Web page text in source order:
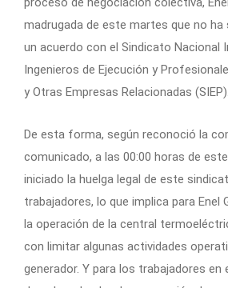
madrugada de este martes que no ha
un acuerdo con el Sindicato Nacional
Ingenieros de Ejecución y
y Otras Empresas Relacionadas (SIEP).
De esta forma, según reconoció la
comunicado, a las 00:00 horas de
iniciado la huelga legal de este
trabajadores, lo que implica para Enel
la operación de la central
con limitar algunas actividades
generador. Y para los trabajadores en